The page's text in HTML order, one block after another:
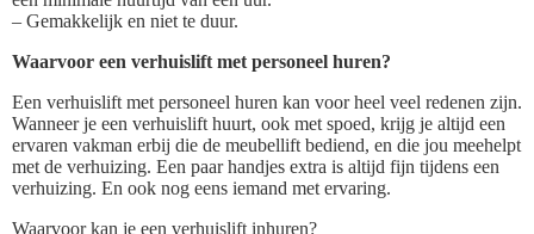
– Gemakkelijk en niet te duur.
Waarvoor een verhuislift met personeel huren?
Een verhuislift met personeel huren kan voor heel veel redenen zijn.
Wanneer je een verhuislift huurt, ook met spoed, krijg je altijd een
ervaren vakman erbij die de meubellift bediend, en die jou meehelpt
met de verhuizing. Een paar handjes extra is altijd fijn tijdens een
verhuizing. En ook nog eens iemand met ervaring.
Waarvoor kan je een verhuislift inhuren?